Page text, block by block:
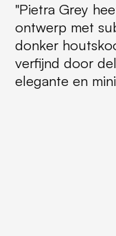
"Pietra Grey
ontwerp met
donker
verfijnd door
elegante en